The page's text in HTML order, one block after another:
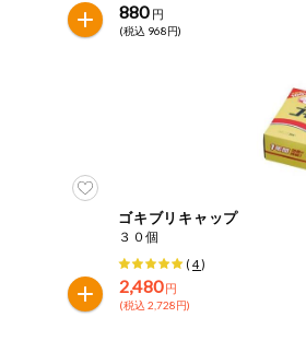
880 円
(税込 968円)
ゴキブリキャップ
３０個
(4)
2,480 円
(税込 2,728円)